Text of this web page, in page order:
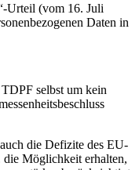
Urteil (vom 16. Juli
Daten in
selbst um kein
die Defizite des EU-
die Möglichkeit erhalten,